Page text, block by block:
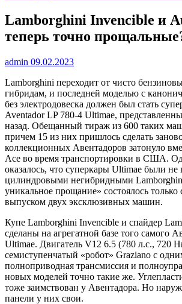
Lamborghini Invencible и
теперь точно
admin 09.02.2023
Lamborghini переходит от чисто
гибридам, и последней моделью с
без электродовеска должен был стать
Aventador LP 780-4 Ultimae,
назад. Обещанный тираж из 600 таких
причем 15 из них пришлось сделать
коллекционных Авентадоров затонуло
Ace во время транспортировки в США.
оказалось, что суперкары Ultimae были
цилиндровыми негибридными
уникальное прощание» состоялось
выпуском двух эксклюзивных машин.
Купе Lamborghini Invencible и спайдер
сделаны на агрегатной базе того самого
Ultimae. Двигатель V12 6.5 (780 л.с., 720
семиступенчатый «робот» Graziano с
полноприводная трансмиссия и
новых моделей точно такие же.
тоже заимствован у Авентадора. Но
панели у них свои.